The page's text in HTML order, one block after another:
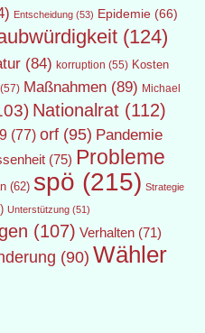
Entscheidung (53) Epidemie (66)
(124)
(84) korruption (55) Kosten
(57) Maßnahmen (89) Michael
Nationalrat (112)
(77) orf (95) Pandemie
(75) Probleme
(62) spö (215) Strategie
Unterstützung (51)
(107) Verhalten (71)
(90) Wähler